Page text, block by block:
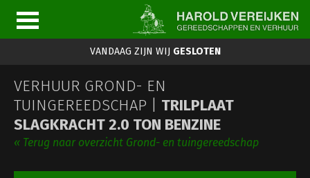
VANDAAG ZIJN WIJ GESLOTEN
VERHUUR GROND- EN
TUINGEREEDSCHAP | TRILPLAAT
SLAGKRACHT 2.0 TON BENZINE
« Terug naar overzicht Grond- en tuingereedschap